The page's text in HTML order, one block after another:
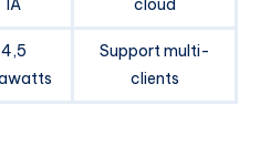
IA cloud
4,5
Support multi-
clients